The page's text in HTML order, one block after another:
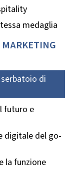
medaglia
di
futuro e
digitale del go-
la funzione